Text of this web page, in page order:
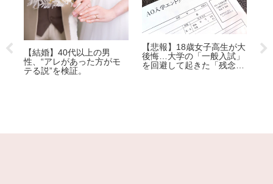
【結婚】40代以上の男
性、“アレがあった方がモ
テる説”を検証。
【悲報】18歳女子高生が大
後悔…大学の「一般入試」
を回避して起きた「残念す
【
抜